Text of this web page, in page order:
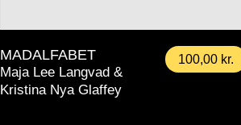
MADALFABET
Maja Lee Langvad &
Kristina Nya Glaffey
100,00 kr.